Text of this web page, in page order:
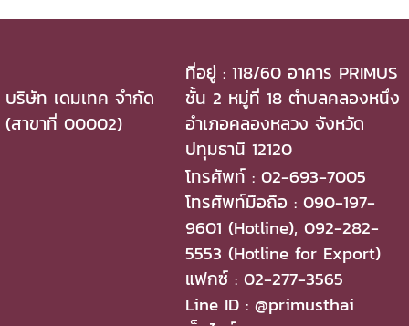
บริษัท เดมเทค จำกัด
(สาขาที่ 00002)
ที่อยู่ : 118/60 อาคาร PRIMUS
ชั้น 2 หมู่ที่ 18 ตำบลคลองหนึ่ง
อำเภอคลองหลวง จังหวัด
ปทุมธานี 12120
โทรศัพท์ : 02-693-7005
โทรศัพท์มือถือ : 090-197-
9601 (Hotline), 092-282-
5553 (Hotline for Export)
แฟกซ์ : 02-277-3565
Line ID : @primusthai